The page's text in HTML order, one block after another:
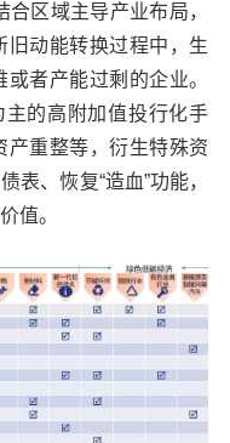
区域主导产业布局，
旧动能转换过程中，生
者产能过剩的企业。
主的高附加值投行化手
产重整等，衍生特殊资
表、恢复“造血”功能，
值。